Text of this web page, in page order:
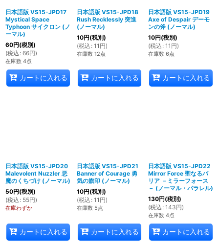
日本語版 VS15-JPD17
Mystical Space
Typhoon サイクロン (ノ
ーマル)
60円(税別)
(税込 : 66円)
在庫数 4点
カートに入れる
日本語版 VS15-JPD18
Rush Recklessly 突進
(ノーマル)
10円(税別)
(税込 : 11 円)
在庫数 12点
カートに入れる
日本語版 VS15-JPD19
Axe of Despair デーモ
ンの斧 (ノーマル)
10円(税別)
(税込 : 11 円)
在庫数 6点
カートに入れる
日本語版 VS15-JPD20
Malevolent Nuzzler 悪
魔のくちづけ (ノーマル)
50円(税別)
(税込 : 55円)
在庫わずか
カートに入れる
日本語版 VS15-JPD21
Banner of Courage 勇
気の旗印 (ノーマル)
10円(税別)
(税込 : 11 円)
在庫数 5点
カートに入れる
日本語版 VS15-JPD22
Mirror Force 聖なるバ
リア －ミラーフォース
－ (ノーマル・パラレル)
130円(税別)
(税込 : 143円)
在庫数 4点
カートに入れる